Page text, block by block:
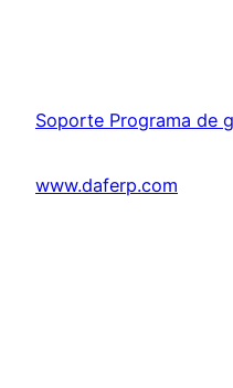
Soporte Programa de
www.daferp.com